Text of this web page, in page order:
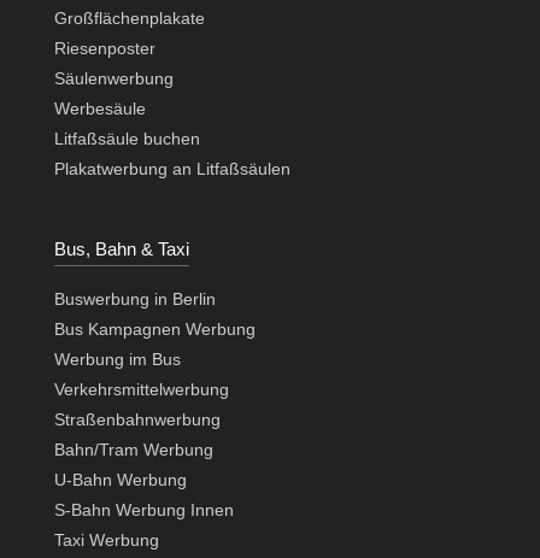
Großflächenplakate
Riesenposter
Säulenwerbung
Werbesäule
Litfaßsäule buchen
Plakatwerbung an Litfaßsäulen
Bus, Bahn & Taxi
Buswerbung in Berlin
Bus Kampagnen Werbung
Werbung im Bus
Verkehrsmittelwerbung
Straßenbahnwerbung
Bahn/Tram Werbung
U-Bahn Werbung
S-Bahn Werbung Innen
Taxi Werbung